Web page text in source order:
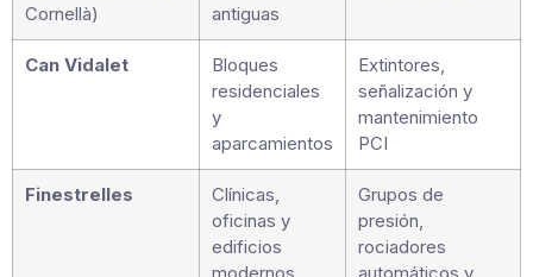
Cornellà)
antiguas
Can Vidalet
Bloques
residenciales
y
aparcamientos
Extintores,
señalización y
mantenimiento
PCI
Finestrelles
Clínicas,
oficinas y
edificios
modernos
Grupos de
presión,
rociadores
automáticos y